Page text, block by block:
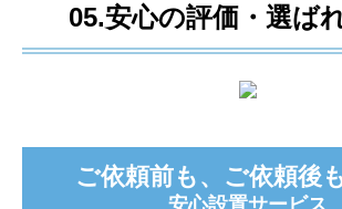
05.安心の評価・選ば
ご依頼前も、ご依頼後
安心設置サービス